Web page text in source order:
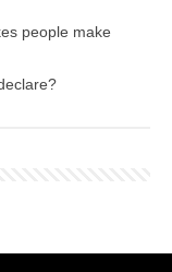
people make